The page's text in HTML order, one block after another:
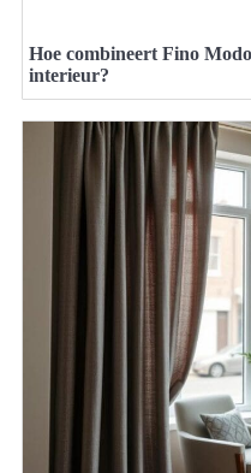
Hoe combineert Fino
interieur?